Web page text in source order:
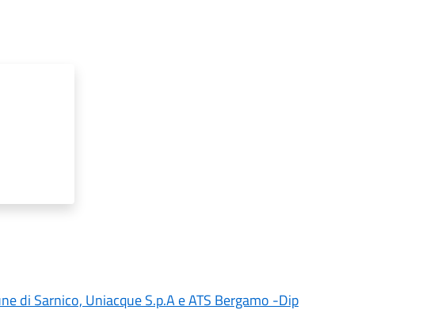
di Sarnico, Uniacque S.p.A e ATS Bergamo -Dip